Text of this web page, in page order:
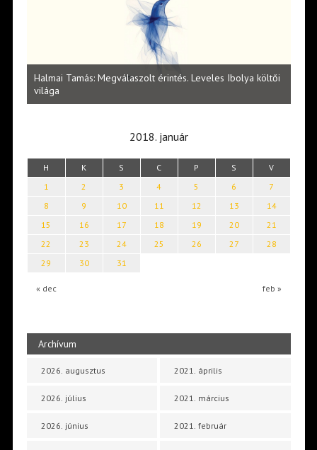
Lakatos Fleisz Katalin: Vasárnap délután Sárszegen
2018. január
H K S C P S V
« dec feb »
1 2 3 4 5 6
7
8
9 10 11 12 13
14
15
16 17 18 19 20
21
22
23 24 25 26 27
28
29
30 31
Archívum
2026. augusztus
2026. július
2026. június
2021. április
2021. március
2021. február